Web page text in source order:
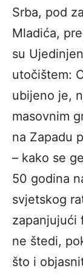
Srba, pod
Mladića,
su
utočištem:
ubijeno je,
masovnim
na Zapadu
– kako se
50 godina
svjetskog
zapanjujući
ne štedi,
što i